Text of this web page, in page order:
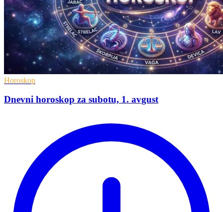
Horoskop
Dnevni horoskop za subotu, 1. avgust